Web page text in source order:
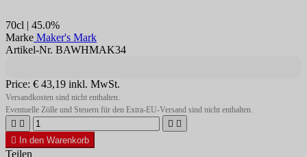
70cl | 45.0%
Marke Maker's Mark
Artikel-Nr. BAWHMAK34
Price: € 43,19 inkl. MwSt.
Versandkosten sind nicht enthalten.
Eventuelle Zölle und Steuern für den Extra-EU-Versand sind nicht enthalten.
   

In den Warenkorb
Teilen